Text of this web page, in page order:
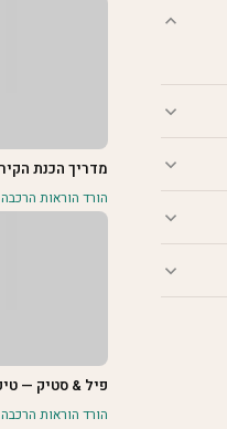
מדריך הכנת הקיר
הורד הוראות הרכבה
פיל & סטיק —
הורד הוראות הרכבה